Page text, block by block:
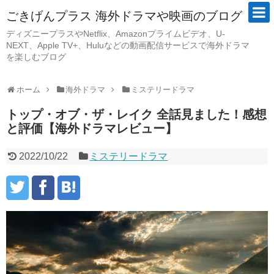
ごきげんプラス 海外ドラマや映画のブログ
ディズニープラスやNetflix、Amazonプライムビデオ、U-
NEXT、Apple TV+、Huluなどの動画配信サービスで海外ドラマ
を楽しむブログ
ホーム 海外ドラマ ミステリードラマ
トップ・オブ・ザ・レイク 全話見ました！感想
と評価【海外ドラマレビュー】
2022/10/22 ミステリードラマ